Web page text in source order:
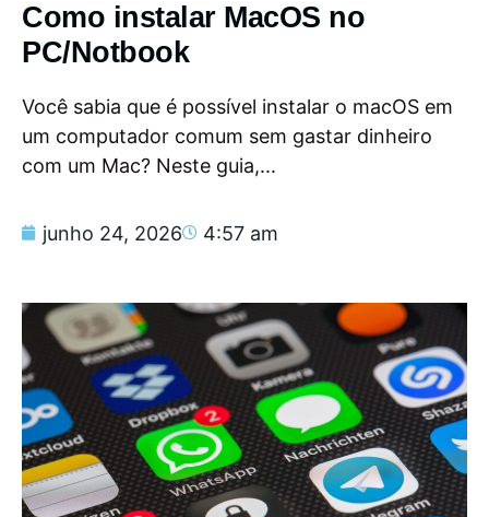
Como instalar MacOS no
PC/Notbook
Você sabia que é possível instalar o macOS em
um computador comum sem gastar dinheiro
com um Mac? Neste guia,...
junho 24, 2026 4:57 am